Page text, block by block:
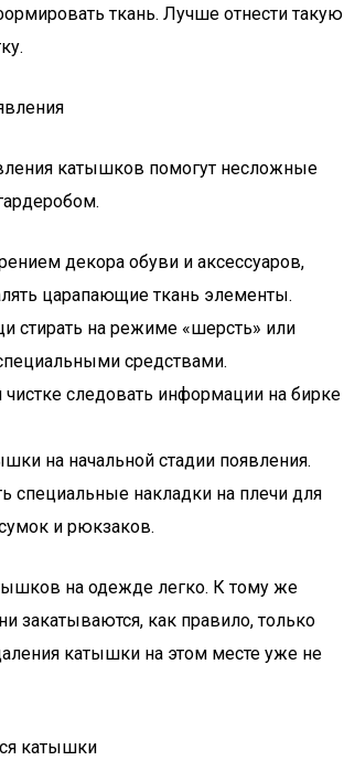
ткань. Лучше отнести такую
катышков помогут несложные
декора обуви и аксессуаров,
царапающие ткань элементы.
стирать на режиме «шерсть» или
средствами.
чистке следовать информации на бирке
на начальной стадии появления.
специальные накладки на плечи для
и рюкзаков.
на одежде легко. К тому же
закатываются, как правило, только
катышки на этом месте уже не
катышки